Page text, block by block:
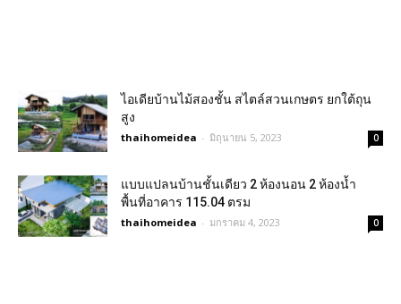
ไอเดียบ้านไม้สองชั้น สไตล์สวนเกษตร ยกใต้ถุน
สูง
thaihomeidea - มิถุนายน 5, 2023 0
แบบแปลนบ้านชั้นเดียว 2 ห้องนอน 2 ห้องน้ำ
พื้นที่อาคาร 115.04 ตรม
thaihomeidea - มกราคม 4, 2023 0